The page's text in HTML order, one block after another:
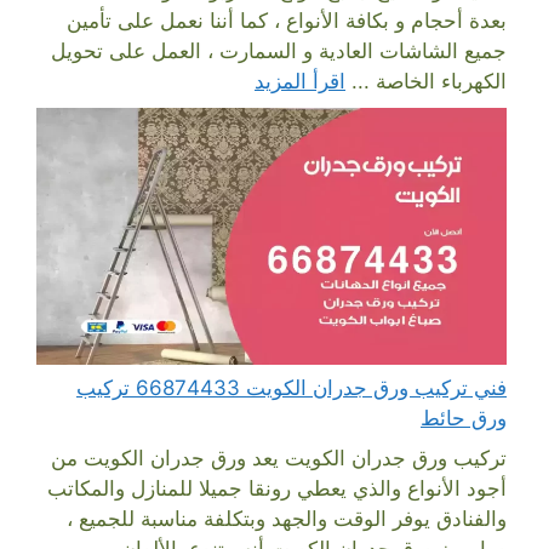
بعدة أحجام و بكافة الأنواع ، كما أننا نعمل على تأمين
جميع الشاشات العادية و السمارت ، العمل على تحويل
الكهرباء الخاصة ... اقرأ المزيد
فني تركيب ورق جدران الكويت 66874433 تركيب
ورق حائط
تركيب ورق جدران الكويت يعد ورق جدران الكويت من
أجود الأنواع والذي يعطي رونقا جميلا للمنازل والمكاتب
والفنادق يوفر الوقت والجهد وبتكلفة مناسبة للجميع ،